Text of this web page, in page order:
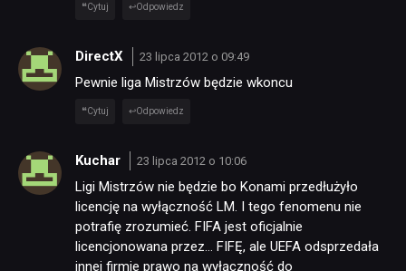
TECHNOLOGIE
DYSKUSJE
JUŻ GRALIŚMY
SKLEP
Cytuj Odpowiedz
DirectX 23 lipca 2012 o 09:49
Pewnie liga Mistrzów będzie wkoncu
Cytuj Odpowiedz
Kuchar 23 lipca 2012 o 10:06
Ligi Mistrzów nie będzie bo Konami przedłużyło
licencję na wyłączność LM. I tego fenomenu nie
potrafię zrozumieć. FIFA jest oficjalnie
licencjonowana przez… FIFĘ, ale UEFA odsprzedała
innej firmie prawo na wyłączność do